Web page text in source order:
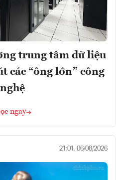
trung tâm dữ liệu
các “ông lớn” công
nghệ
ngay
21:01, 06/08/2026